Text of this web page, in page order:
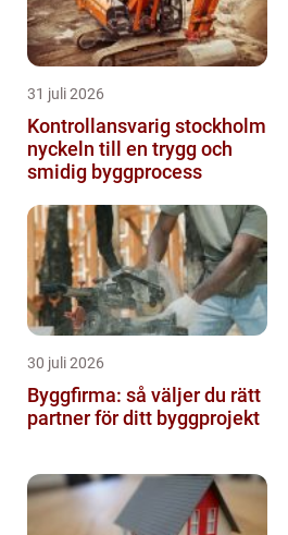
31 juli 2026
Kontrollansvarig stockholm
nyckeln till en trygg och
smidig byggprocess
30 juli 2026
Byggfirma: så väljer du rätt
partner för ditt byggprojekt